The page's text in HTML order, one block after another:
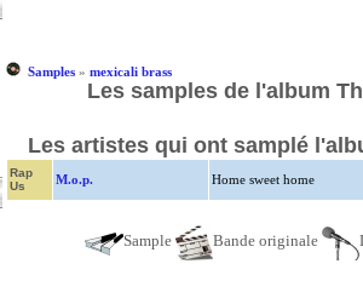
Samples» mexicali brass
Les samples de l'album
Les artistes qui ont samplé
Rap
Us
M.o.p. Home sweet home
Sample Bande originale